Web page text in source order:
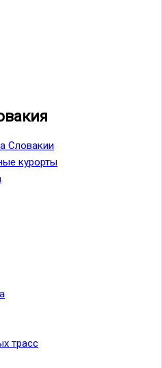
Словакии
курорты
трасс